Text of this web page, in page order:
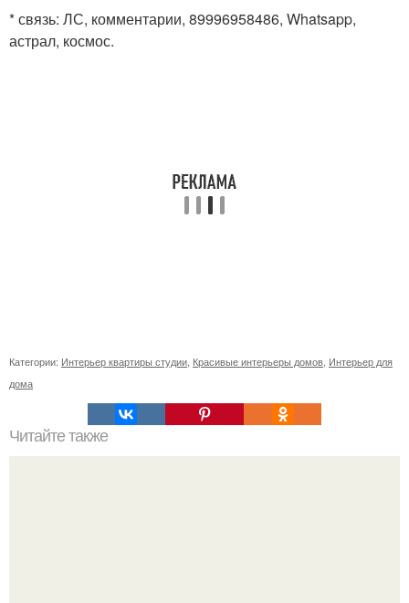
* связь: ЛС, комментарии, 89996958486, Whatsapp,
астрал, космос.
Категории: Интерьер квартиры студии Красивые интерьеры домов Интерьер для
дома
Читайте также